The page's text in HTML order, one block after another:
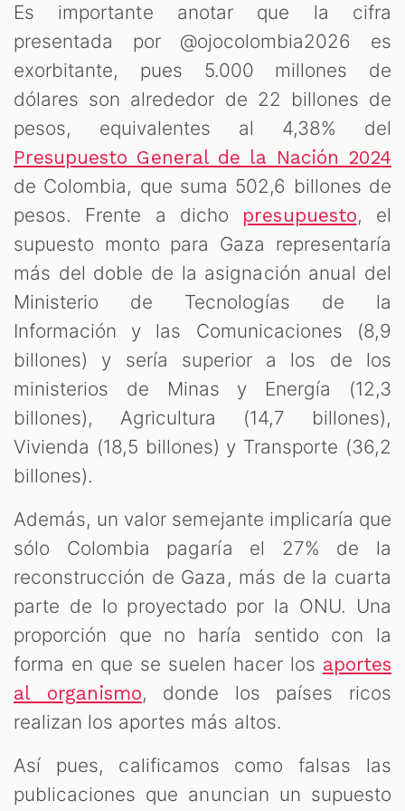
Es importante anotar que la cifra
presentada por @ojocolombia2026 es
exorbitante, pues 5.000 millones de
dólares son alrededor de 22 billones de
pesos, equivalentes al 4,38% del
Presupuesto General de la Nación 2024
de Colombia, que suma 502,6 billones de
pesos. Frente a dicho presupuesto, el
supuesto monto para Gaza representaría
más del doble de la asignación anual del
Ministerio de Tecnologías de la
Información y las Comunicaciones (8,9
billones) y sería superior a los de los
ministerios de Minas y Energía (12,3
billones), Agricultura (14,7 billones),
Vivienda (18,5 billones) y Transporte (36,2
billones).
Además, un valor semejante implicaría que
sólo Colombia pagaría el 27% de la
reconstrucción de Gaza, más de la cuarta
parte de lo proyectado por la ONU. Una
proporción que no haría sentido con la
forma en que se suelen hacer los aportes
al organismo, donde los países ricos
realizan los aportes más altos.
Así pues, calificamos como falsas las
publicaciones que anuncian un supuesto